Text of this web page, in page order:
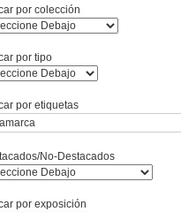
por colección
por tipo
por etiquetas
No-Destacados
por exposición